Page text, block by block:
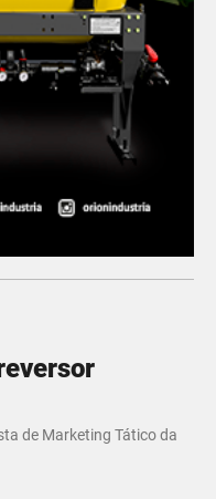
de Marketing Tático da